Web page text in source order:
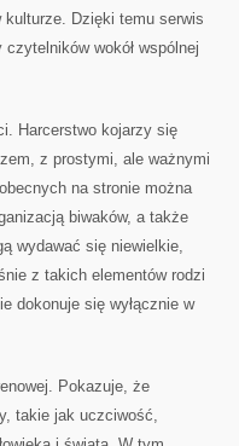
Dzięki temu serwis
wokół wspólnej
Harcerstwo kojarzy się
z prostymi, ale ważnymi
na stronie można
biwaków, a także
wydawać się niewielkie,
z takich elementów rodzi
dokonuje się wyłącznie w
Pokazuje, że
takie jak uczciwość,